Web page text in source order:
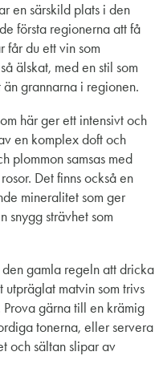
en särskild plats i den
första regionerna att få
får du ett vin som
älskat, med en stil som
grannarna i regionen.
här ger ett intensivt och
en komplex doft och
plommon samsas med
Det finns också en
mineralitet som ger
snygg strävhet som
gamla regeln att dricka
matvin som trivs
gärna till en krämig
tonerna, eller servera
och sältan slipar av